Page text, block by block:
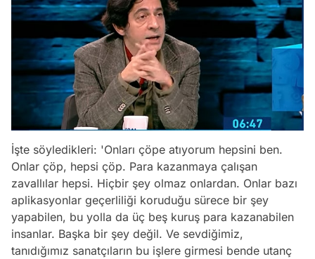
İşte söyledikleri: 'Onları çöpe atıyorum hepsini ben.
Onlar çöp, hepsi çöp. Para kazanmaya çalışan
zavallılar hepsi. Hiçbir şey olmaz onlardan. Onlar bazı
aplikasyonlar geçerliliği koruduğu sürece bir şey
yapabilen, bu yolla da üç beş kuruş para kazanabilen
insanlar. Başka bir şey değil. Ve sevdiğimiz,
tanıdığımız sanatçıların bu işlere girmesi bende utanç